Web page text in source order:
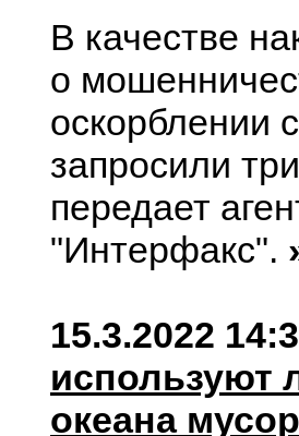
В качестве
о
оскорблении
запросили
передает
"Интерфакс".
15.3.2022
используют
океана